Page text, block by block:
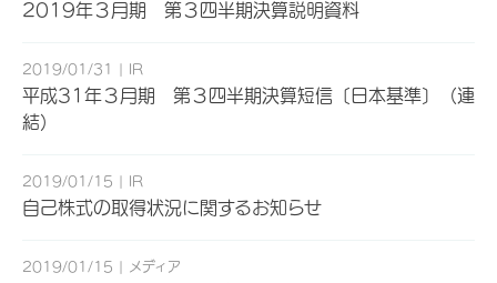
2019年３月期 第３四半期決算説明資料
2019/01/31 IR
平成31年３月期 第３四半期決算短信〔日本基準〕（連
結）
2019/01/15 IR
自己株式の取得状況に関するお知らせ
2019/01/15 メディア